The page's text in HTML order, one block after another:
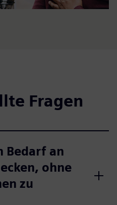
Fragen
Bedarf an
ohne
zu